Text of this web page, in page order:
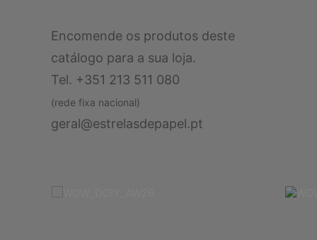
Encomende os produtos deste
catálogo para a sua loja.
Tel. +351 213 511 080
(rede fixa nacional)
geral@estrelasdepapel.pt